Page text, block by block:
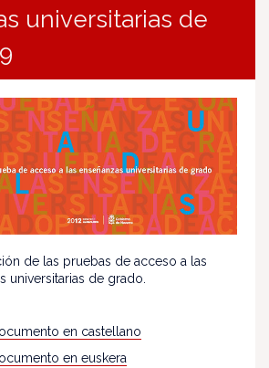
universitarias de
de las pruebas de acceso a las
universitarias de grado.
en castellano
en euskera